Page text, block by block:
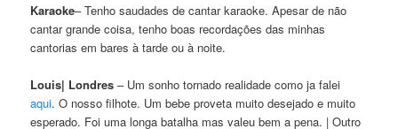
Karaoke– Tenho saudades de cantar karaoke. Apesar de não
cantar grande coisa, tenho boas recordações das minhas
cantorias em bares à tarde ou à noite.
Louis| Londres – Um sonho tornado realidade como ja falei
aqui. O nosso filhote. Um bebe proveta muito desejado e muito
esperado. Foi uma longa batalha mas valeu bem a pena. | Outro